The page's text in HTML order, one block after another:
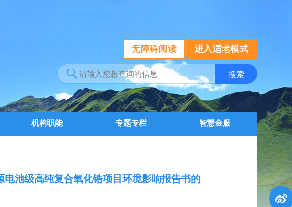
无障碍阅读 进入适老模式
机构职能 专题专栏 智慧金服
池级高纯复合氧化锆项目环境影响报告书的